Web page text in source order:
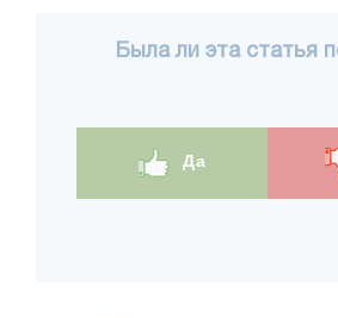
Была ли эта статья
Да